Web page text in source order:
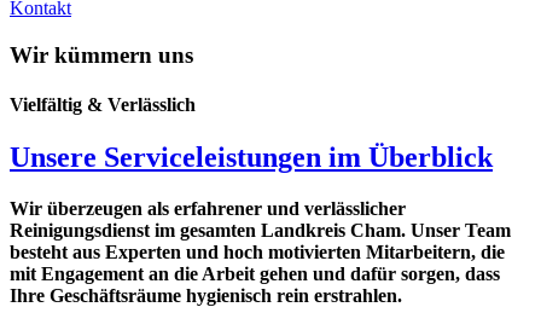
Kontakt
Wir kümmern uns
Vielfältig & Verlässlich
Unsere Serviceleistungen im Überblick
Wir überzeugen als erfahrener und verlässlicher
Reinigungsdienst im gesamten Landkreis Cham. Unser Team
besteht aus Experten und hoch motivierten Mitarbeitern, die
mit Engagement an die Arbeit gehen und dafür sorgen, dass
Ihre Geschäftsräume hygienisch rein erstrahlen.